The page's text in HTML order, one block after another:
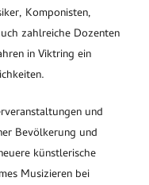
Komponisten,
zahlreiche Dozenten
in Viktring ein
und
Bevölkerung und
künstlerische
Musizieren bei